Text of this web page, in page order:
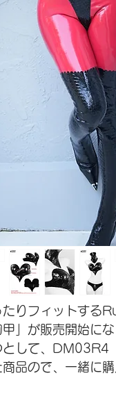
たりフィットす
甲 」が販売開始に
して、 DM03R4
品ので、一緒に